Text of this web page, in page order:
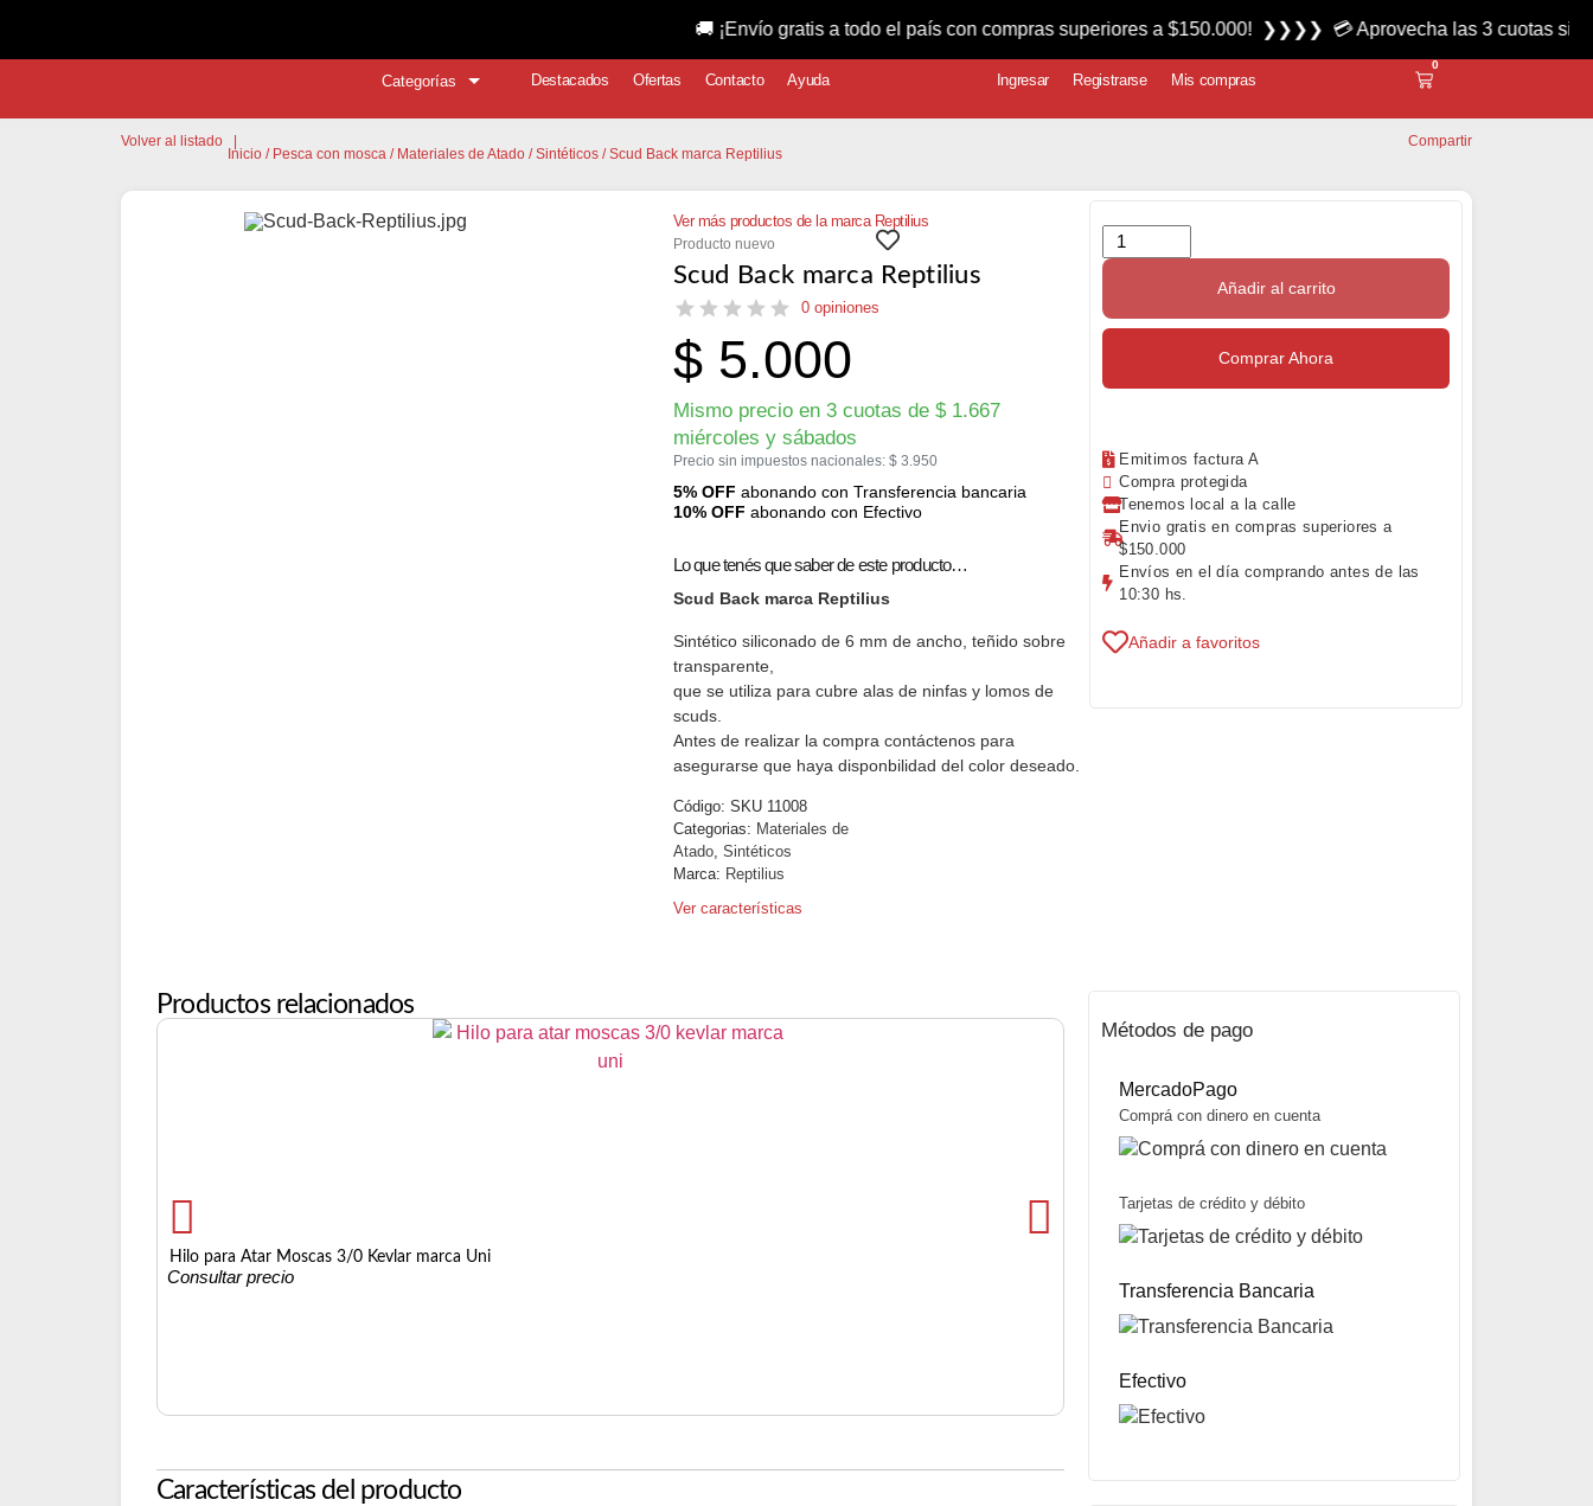
Categorías Destacados Ofertas Contacto Ayuda Ingresar Registrarse Mis compras
0
Volver al listado
Inicio / Pesca con mosca / Materiales de Atado /Sintéticos / Scud Back marca Reptilius
Compartir
Ver más productos de la marca Reptilius
Producto nuevo
Scud Back marca Reptilius
0 opiniones
$5.000
Mismo precio en 3 cuotas de $1.667
miércoles y sábados
Precio sin impuestos nacionales: $3.950
5% OFF abonando con Transferencia bancaria
10% OFF abonando con Efectivo
Lo que tenés que saber de este producto…
Scud Back marca Reptilius
Sintético siliconado de 6 mm de ancho, teñido sobre
transparente,
que se utiliza para cubre alas de ninfas y lomos de
scuds.
Antes de realizar la compra contáctenos para
asegurarse que haya disponbilidad del color deseado.
Código: SKU 11008
Categorias: Materiales de
Atado, Sintéticos
Marca: Reptilius
Ver características
Añadir al carrito
Comprar Ahora
Emitimos factura A
Compra protegida
Tenemos local a la calle
Envio gratis en compras superiores a
$150.000
Envíos en el día comprando antes de las
10:30 hs.
Añadir a favoritos
Productos relacionados
Hilo para Atar Moscas 3/0 Kevlar marca Uni
Consultar precio
Precio sin impuestos nacionales:$6.320
10% OFFabonando con Efectivo
Características del producto
Métodos de pago
MercadoPago
Comprá con dinero en cuenta
Tarjetas de crédito y débito
Transferencia Bancaria
Efectivo
🚚 ¡Envío gratis a todo el país con compras superiores a $150.000! ❯❯❯❯ 💳 Aprovecha las 3 cuotas sin interés